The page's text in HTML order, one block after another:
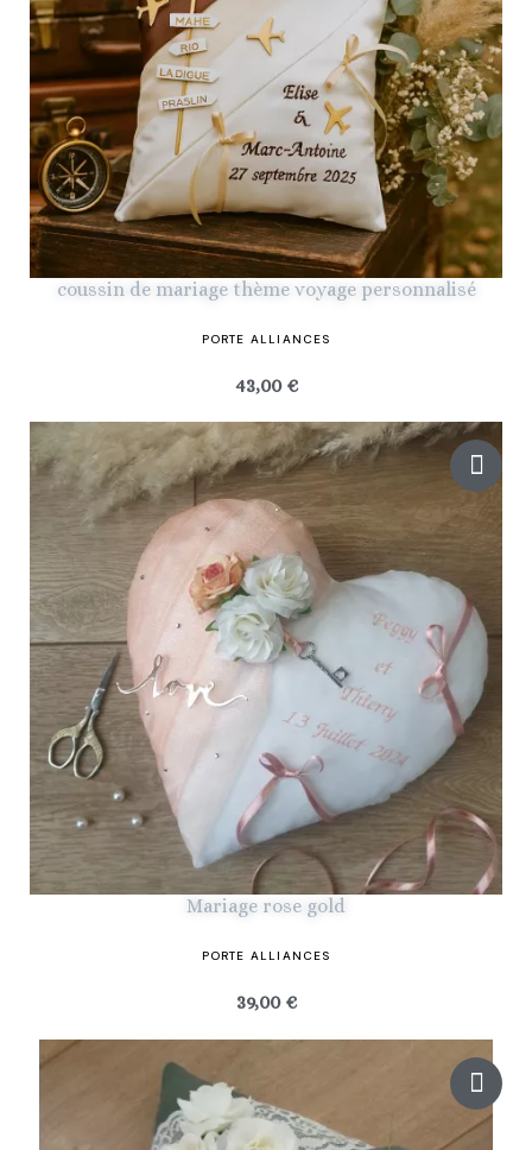
coussin de mariage thème voyage personnalisé
PORTE ALLIANCES
43,00 €
Mariage rose gold
PORTE ALLIANCES
39,00 €